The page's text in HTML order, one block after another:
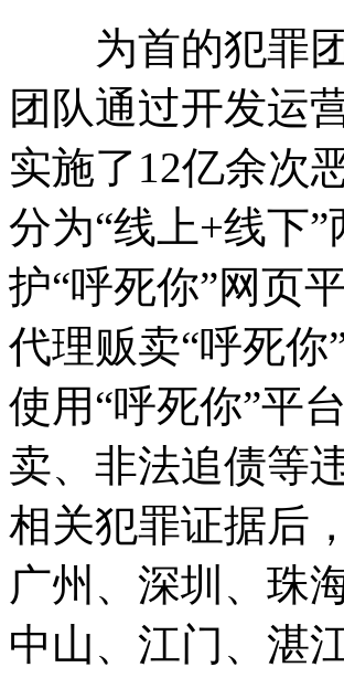
为首的犯罪团
团队通过开发运
实施了12亿余次
分为“线上+线下
护“呼死你”网页
代理贩卖“呼死你
使用“呼死你”平
卖、非法追债等
相关犯罪证据后
广州、深圳、珠
中山、江门、湛